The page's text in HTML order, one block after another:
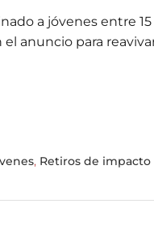
a jóvenes entre
anuncio para
, Retiros de impacto